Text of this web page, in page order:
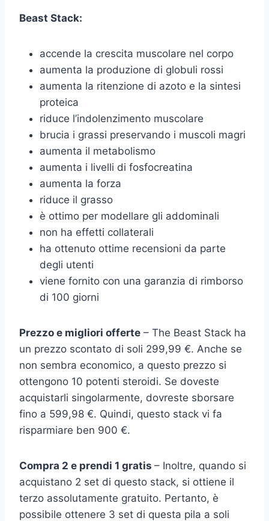
Beast Stack:
accende la crescita muscolare nel corpo
aumenta la produzione di globuli rossi
aumenta la ritenzione di azoto e la sintesi
proteica
riduce l’indolenzimento muscolare
brucia i grassi preservando i muscoli magri
aumenta il metabolismo
aumenta i livelli di fosfocreatina
aumenta la forza
riduce il grasso
è ottimo per modellare gli addominali
non ha effetti collaterali
ha ottenuto ottime recensioni da parte
degli utenti
viene fornito con una garanzia di rimborso
di 100 giorni
Prezzo e migliori offerte – The Beast Stack ha
un prezzo scontato di soli 299,99 €. Anche se
non sembra economico, a questo prezzo si
ottengono 10 potenti steroidi. Se doveste
acquistarli singolarmente, dovreste sborsare
fino a 599,98 €. Quindi, questo stack vi fa
risparmiare ben 900 €.
Compra 2 e prendi 1 gratis – Inoltre, quando si
acquistano 2 set di questo stack, si ottiene il
terzo assolutamente gratuito. Pertanto, è
possibile ottenere 3 set di questa pila a soli